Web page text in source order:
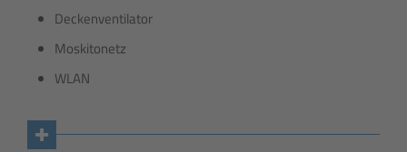
Deckenventilator
Moskitonetz
WLAN